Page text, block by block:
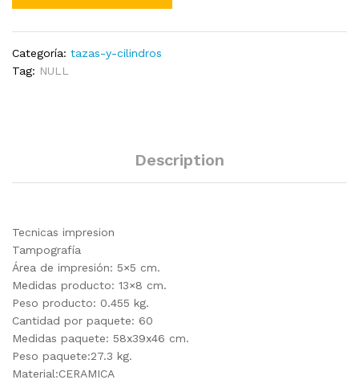
Categoría: tazas-y-cilindros
Tag: NULL
Description
Tecnicas impresion
Tampografía
Área de impresión: 5×5 cm.
Medidas producto: 13×8 cm.
Peso producto: 0.455 kg.
Cantidad por paquete: 60
Medidas paquete: 58x39x46 cm.
Peso paquete:27.3 kg.
Material:CERAMICA